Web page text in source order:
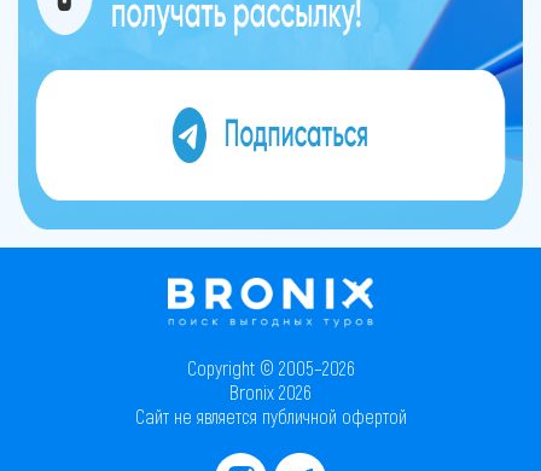
Copyright © 2005–2026
Bronix 2026
Сайт не является публичной офертой